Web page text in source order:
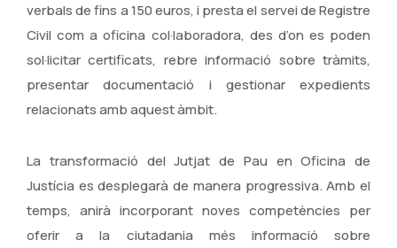
verbals de fins a 150 euros, i presta el servei de Registre
Civil com a oficina col·laboradora, des d’on es poden
sol·licitar certificats, rebre informació sobre tràmits,
presentar documentació i gestionar expedients
relacionats amb aquest àmbit.
La transformació del Jutjat de Pau en Oficina de
Justícia es desplegarà de manera progressiva. Amb el
temps, anirà incorporant noves competències per
oferir a la ciutadania més informació sobre